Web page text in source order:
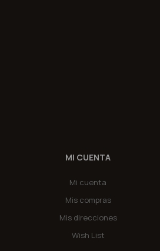
MI CUENTA
Mi cuenta
Mis compras
Mis direcciones
Wish List